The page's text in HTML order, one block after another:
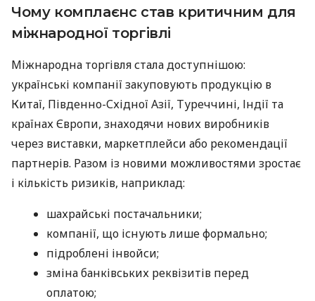
Чому комплаєнс став критичним для
міжнародної торгівлі
Міжнародна торгівля стала доступнішою:
українські компанії закуповують продукцію в
Китаї, Південно-Східної Азії, Туреччині, Індії та
країнах Європи, знаходячи нових виробників
через виставки, маркетплейси або рекомендації
партнерів. Разом із новими можливостями зростає
і кількість ризиків, наприклад:
шахрайські постачальники;
компанії, що існують лише формально;
підроблені інвойси;
зміна банківських реквізитів перед
оплатою;